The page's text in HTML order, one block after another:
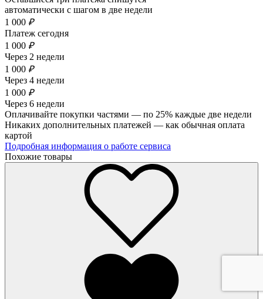
автоматически с шагом в две недели
1 000 ₽
Платеж сегодня
1 000 ₽
Через 2 недели
1 000 ₽
Через 4 недели
1 000 ₽
Через 6 недели
Оплачивайте покупки частями — по 25% каждые две недели
Никаких дополнительных платежей — как обычная оплата
картой
Подробная информация о работе сервиса
Похожие товары